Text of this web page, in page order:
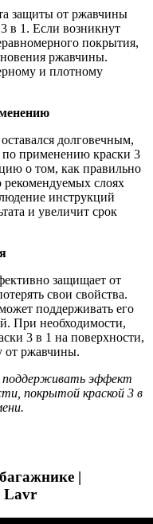
защиты от ржавчины
в 1. Если возникнут
покрытия,
ржавчины.
и плотному
долговечным,
по применению краски 3
о том, как правильно
рекомендуемых слоях
инструкций
и увеличит срок
защищает от
свои свойства.
поддерживать его
При необходимости,
3 в 1 на поверхности,
от ржавчины.
эффект
покрытой краской 3 в
|
Lavr